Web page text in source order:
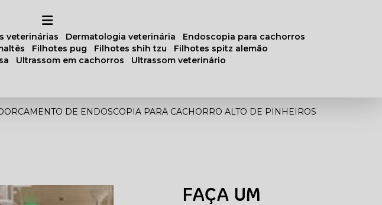
veterinárias dermatologia veterinária
endoscopia para cachorros
filhotes pug filhotes shih tzu
filhotes spitz alemão
ultrassom em cachorros
ultrassom veterinário
ORCAMENTO DE ENDOSCOPIA PARA CACHORRO ALTO DE PINHEIROS
FAÇA UM